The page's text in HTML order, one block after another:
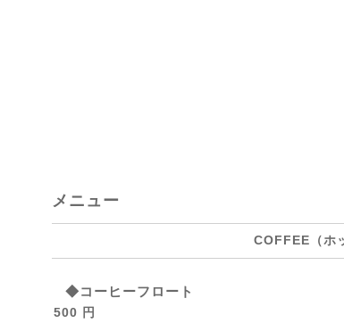
メニュー
COFFEE（ホ
◆コーヒーフロート
500 円